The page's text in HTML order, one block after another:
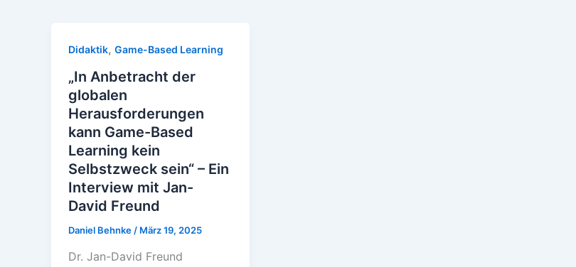
Didaktik, Game-Based Learning
„In Anbetracht der
globalen
Herausforderungen
kann Game-Based
Learning kein
Selbstzweck sein“ – Ein
Interview mit Jan-
David Freund
Daniel Behnke / März 19, 2025
Dr. Jan-David Freund